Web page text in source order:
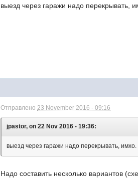
выезд через гаражи надо перекрывать,
Отправлено23 November 2016 - 09:16
jpastor, on 22 Nov 2016 - 19:36:
выезд через гаражи надо перекрывать, имхо.
Надо составить несколько вариантов